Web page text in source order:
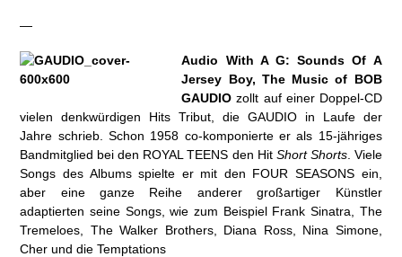
—
Audio With A G: Sounds Of A
Jersey Boy, The Music of BOB
GAUDIO zollt auf einer Doppel-CD
vielen denkwürdigen Hits Tribut, die GAUDIO in Laufe der
Jahre schrieb. Schon 1958 co-komponierte er als 15-jähriges
Bandmitglied bei den ROYAL TEENS den Hit Short Shorts. Viele
Songs des Albums spielte er mit den FOUR SEASONS ein,
aber eine ganze Reihe anderer großartiger Künstler
adaptierten seine Songs, wie zum Beispiel Frank Sinatra, The
Tremeloes, The Walker Brothers, Diana Ross, Nina Simone,
Cher und die Temptations